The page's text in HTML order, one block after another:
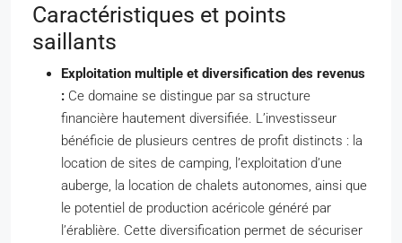
Caractéristiques et points
saillants
Exploitation multiple et diversification des revenus
: Ce domaine se distingue par sa structure
financière hautement diversifiée. L’investisseur
bénéficie de plusieurs centres de profit distincts : la
location de sites de camping, l’exploitation d’une
auberge, la location de chalets autonomes, ainsi que
le potentiel de production acéricole généré par
l’érablière. Cette diversification permet de sécuriser